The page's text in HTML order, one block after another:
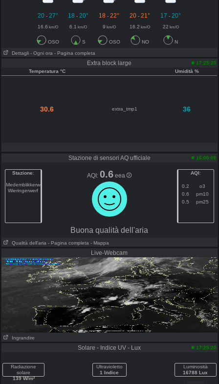
20- 27° 18 - 20° 18 -22° 20 -21° 17 - 20°
16.6 km/O 6.1 km/O 9 km/O 16.2 km/O 22 km/O
OSO S OSO NO N
Dettagli - Ogni ora - Pagina completa
Extra block large
17:25:20
Temperatura °C
Umidità %
30.6 extra_tmp1 36
Stazione di sensori AQ ufficiale 16:00:00
Stazione:
Medemblikkerweg
Wieringerwerf
AQI:0.6 eea AQI:
0.2
o3
0.6
pm10
0.5
pm25
Buona qualità dell'aria
Qualità dell'aria - Pagina completa - Mappa
Live-Webcam
Ingrandire
Solare - Indice UV - Lux 17:25:20
Radiazione
solare
139 W/m²
Ultravioletto
1 Indice
Luminosità
16788 Lux